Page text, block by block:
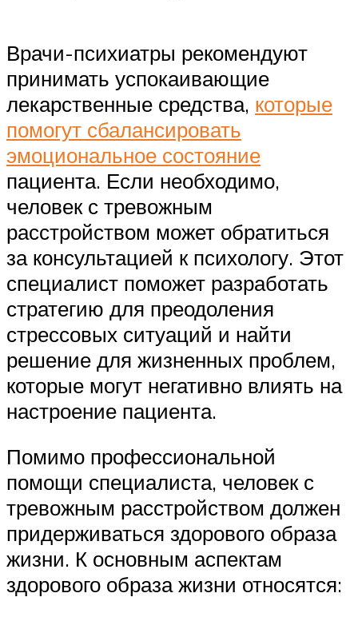
Врачи-психиатры рекомендуют
принимать успокаивающие
лекарственные средства, которые
помогут сбалансировать
эмоциональное состояние
пациента. Если необходимо,
человек с тревожным
расстройством может обратиться
за консультацией к психологу. Этот
специалист поможет разработать
стратегию для преодоления
стрессовых ситуаций и найти
решение для жизненных проблем,
которые могут негативно влиять на
настроение пациента.
Помимо профессиональной
помощи специалиста, человек с
тревожным расстройством должен
придерживаться здорового образа
жизни. К основным аспектам
здорового образа жизни относятся: